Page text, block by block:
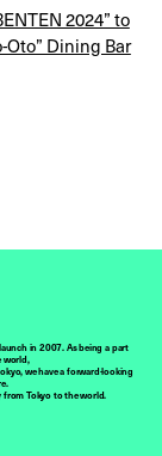
2024” to
Oto” Dining Bar
in 2007. As being a part
world,
we have a forward-looking
from Tokyo to the world.